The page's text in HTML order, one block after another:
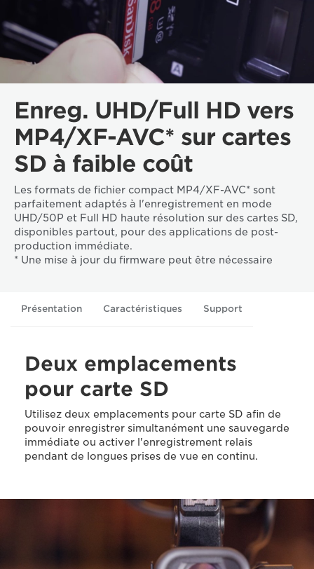
Enreg. UHD/Full HD vers
MP4/XF-AVC* sur cartes
SD à faible coût
Les formats de fichier compact MP4/XF-AVC* sont
parfaitement adaptés à l'enregistrement en mode
UHD/50P et Full HD haute résolution sur des cartes SD,
disponibles partout, pour des applications de post-
production immédiate.
* Une mise à jour du firmware peut être nécessaire
Présentation Caractéristiques Support
Deux emplacements
pour carte SD
Utilisez deux emplacements pour carte SD afin de
pouvoir enregistrer simultanément une sauvegarde
immédiate ou activer l'enregistrement relais
pendant de longues prises de vue en continu.